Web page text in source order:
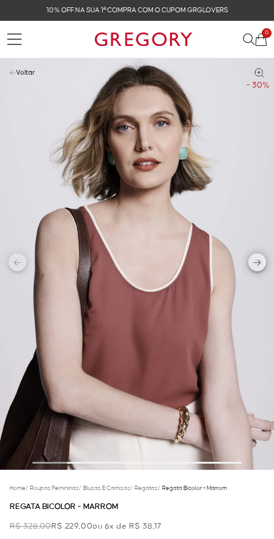
FRETE GRÁTIS NAS COMPRAS ACIMA
0
- 30%
Voltar
Home/ Roupas Femininas/ Blusas E Camisas/ Regatas/ Regata Bicolor - Marrom
REGATA BICOLOR - MARROM
R$ 328,00R$ 229,00ou 6x de R$ 38,17